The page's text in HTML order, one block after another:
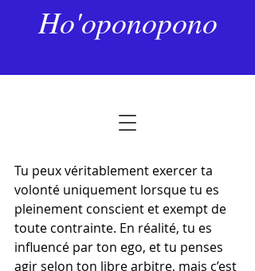
Ho'oponopono
La Liberté
Dernière mise à jour :
Tu peux véritablement exercer ta
volonté uniquement lorsque tu es
pleinement conscient et exempt de
toute contrainte. En réalité, tu es
influencé par ton ego, et tu penses
agir selon ton libre arbitre, mais c’est